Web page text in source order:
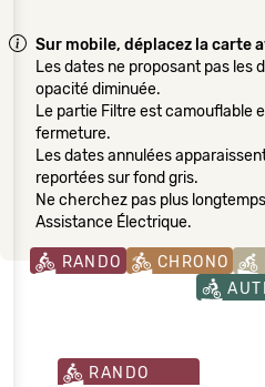
Sur mobile, déplacez la carte
Les dates ne proposant pas
opacité diminuée.
Le partie Filtre est camouflable
fermeture.
Les dates annulées
reportées sur fond gris.
Ne cherchez pas plus
Assistance Électrique.
RANDO CHRONO
RANDO